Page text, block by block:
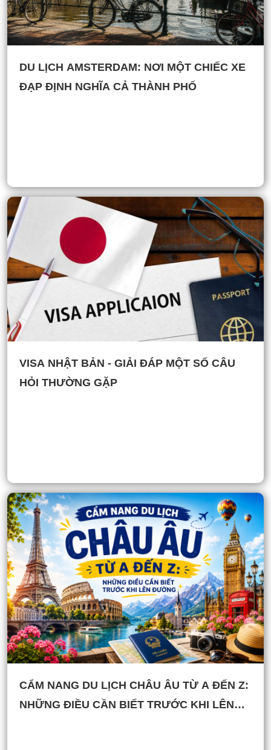
DU LỊCH AMSTERDAM: NƠI MỘT CHIẾC XE
ĐẠP ĐỊNH NGHĨA CẢ THÀNH PHỐ
VISA NHẬT BẢN - GIẢI ĐÁP MỘT SỐ CÂU
HỎI THƯỜNG GẶP
CẨM NANG DU LỊCH CHÂU ÂU TỪ A ĐẾN Z:
NHỮNG ĐIỀU CẦN BIẾT TRƯỚC KHI LÊN